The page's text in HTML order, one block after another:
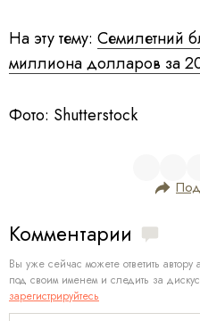
На эту тему: Семилетний
миллиона долларов за
Фото: Shutterstock
Комментарии
Вы уже сейчас можете ответить автору
под своим именем и следить за
зарегистрируйтесь